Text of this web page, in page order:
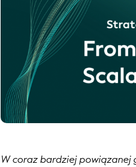
W coraz bardziej